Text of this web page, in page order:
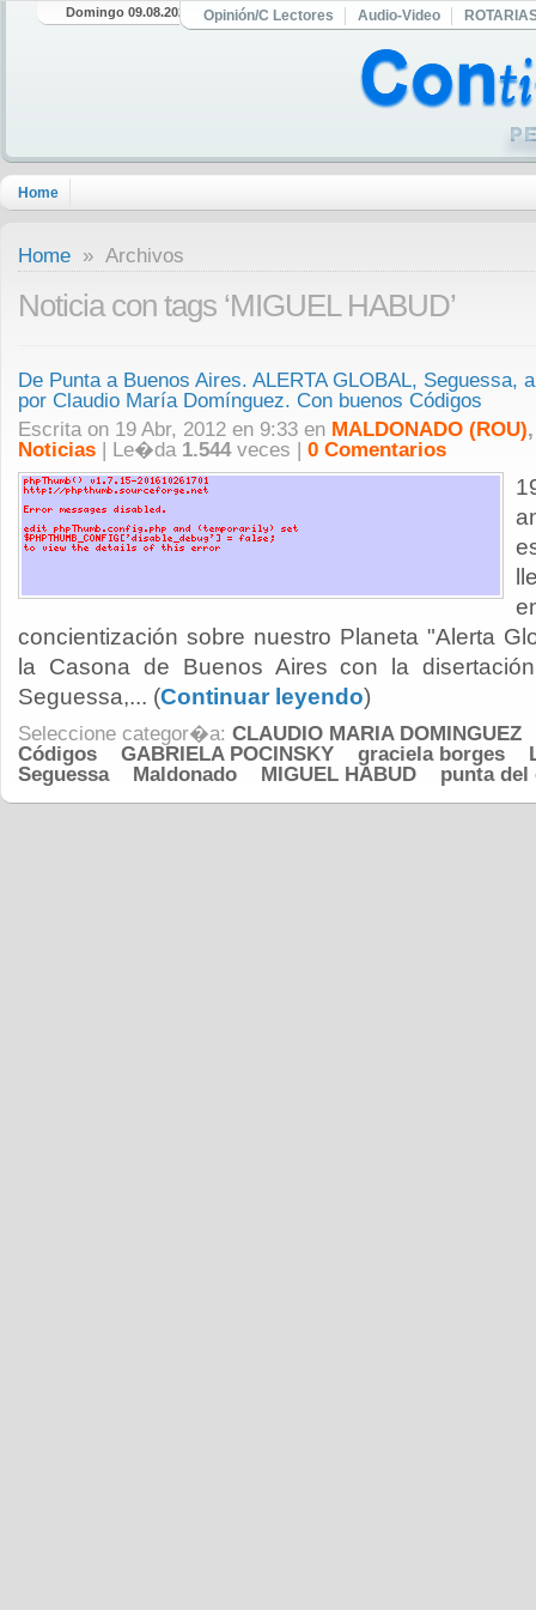
Domingo 09.08.2026 Opinión/C Lectores Audio-Video
Home
Home » Archivos
Noticia con tags ‘MIGUEL HABUD’
De Punta a Buenos Aires. ALERTA GLOBAL, Seguessa,
por Claudio María Domínguez. Con buenos Códigos
Escrita on 19 Abr, 2012 en 9:33 en MALDONADO (ROU)
Noticias | Le�da 1.544veces | 0 Comentarios
concientización sobre nuestro Planeta "Alerta
la Casona de Buenos Aires con la
Seguessa,... (Continuar leyendo)
Seleccione categor�a: CLAUDIO MARIA DOMINGUEZ
Códigos
GABRIELA POCINSKY graciela borges
Seguessa
Maldonado MIGUEL HABUD punta del